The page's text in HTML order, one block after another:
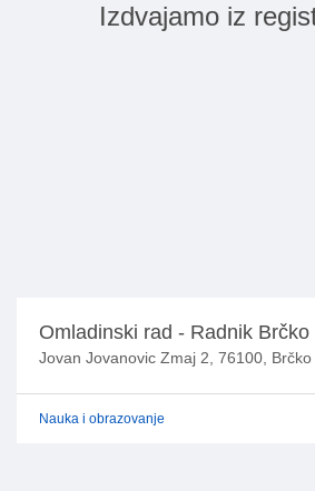
Izdvajamo iz
Omladinski rad - Radnik
Jovan Jovanovic Zmaj 2, 76100, Brčko
Nauka i obrazovanje